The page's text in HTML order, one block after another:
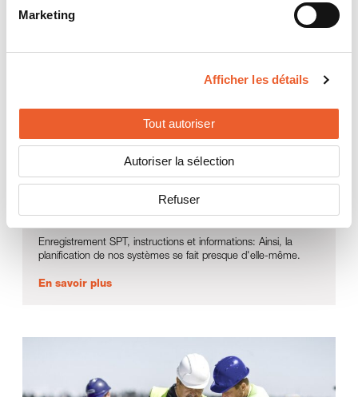
Marketing
Afficher les détails
Tout autoriser
Autoriser la sélection
Refuser
Logiciel de planification SPT: conception optimale en
un clin d'œil.
Enregistrement SPT, instructions et informations: Ainsi, la
planification de nos systèmes se fait presque d'elle-même.
En savoir plus